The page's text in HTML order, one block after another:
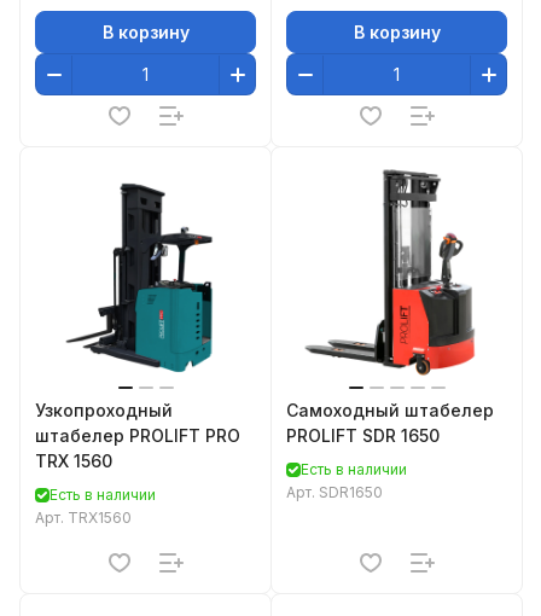
В корзину В корзину
Узкопроходный
штабелер PROLIFT PRO
TRX 1560
Есть в наличии
Арт. TRX1560
Самоходный штабелер
PROLIFT SDR 1650
Есть в наличии
Арт. SDR1650